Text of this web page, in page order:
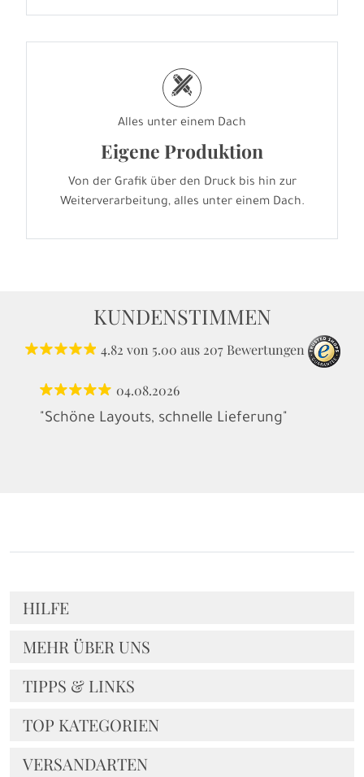
h
Alles unter einem Dach
Eigene Produktion
Von der Grafik über den Druck bis hin zur
Weiterverarbeitung, alles unter einem Dach.
KUNDENSTIMMEN
4.82 von 5.00 aus 207 Bewertungen
04.08.2026
"Schöne Layouts, schnelle Lieferung"
HILFE
MEHR ÜBER UNS
TIPPS & LINKS
TOP KATEGORIEN
VERSANDARTEN